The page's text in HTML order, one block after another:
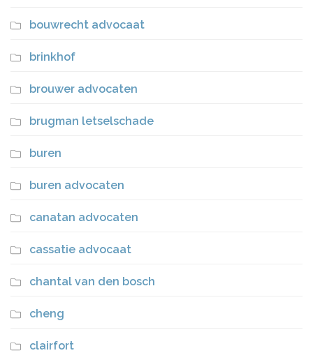
bouwrecht advocaat
brinkhof
brouwer advocaten
brugman letselschade
buren
buren advocaten
canatan advocaten
cassatie advocaat
chantal van den bosch
cheng
clairfort